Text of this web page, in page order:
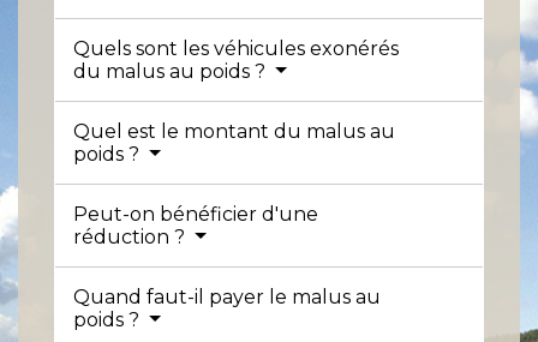
Quels sont les véhicules exonérés
du malus au poids ?
Quel est le montant du malus au
poids ?
Peut-on bénéficier d'une
réduction ?
Quand faut-il payer le malus au
poids ?